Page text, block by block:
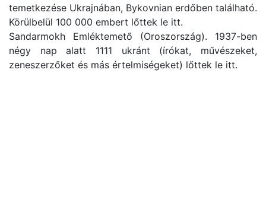
temetkezése Ukrajnában, Bykovnian erdőben található.
Körülbelül 100 000 embert lőttek le itt.
Sandarmokh Emléktemető (Oroszország). 1937-ben
négy nap alatt 1111 ukránt (írókat, művészeket,
zeneszerzőket és más értelmiségeket) lőttek le itt.